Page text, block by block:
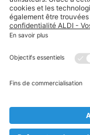
Textes marqués
* Nous vendons ces
au cas où, malgré le
prématurément en
** Sur ce site,